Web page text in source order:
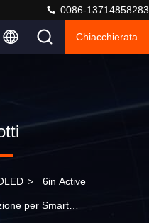
0086-13714858283
Chiacchierata
> 6in Active
per Smart